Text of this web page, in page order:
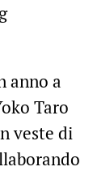
anno a
Taro
veste di